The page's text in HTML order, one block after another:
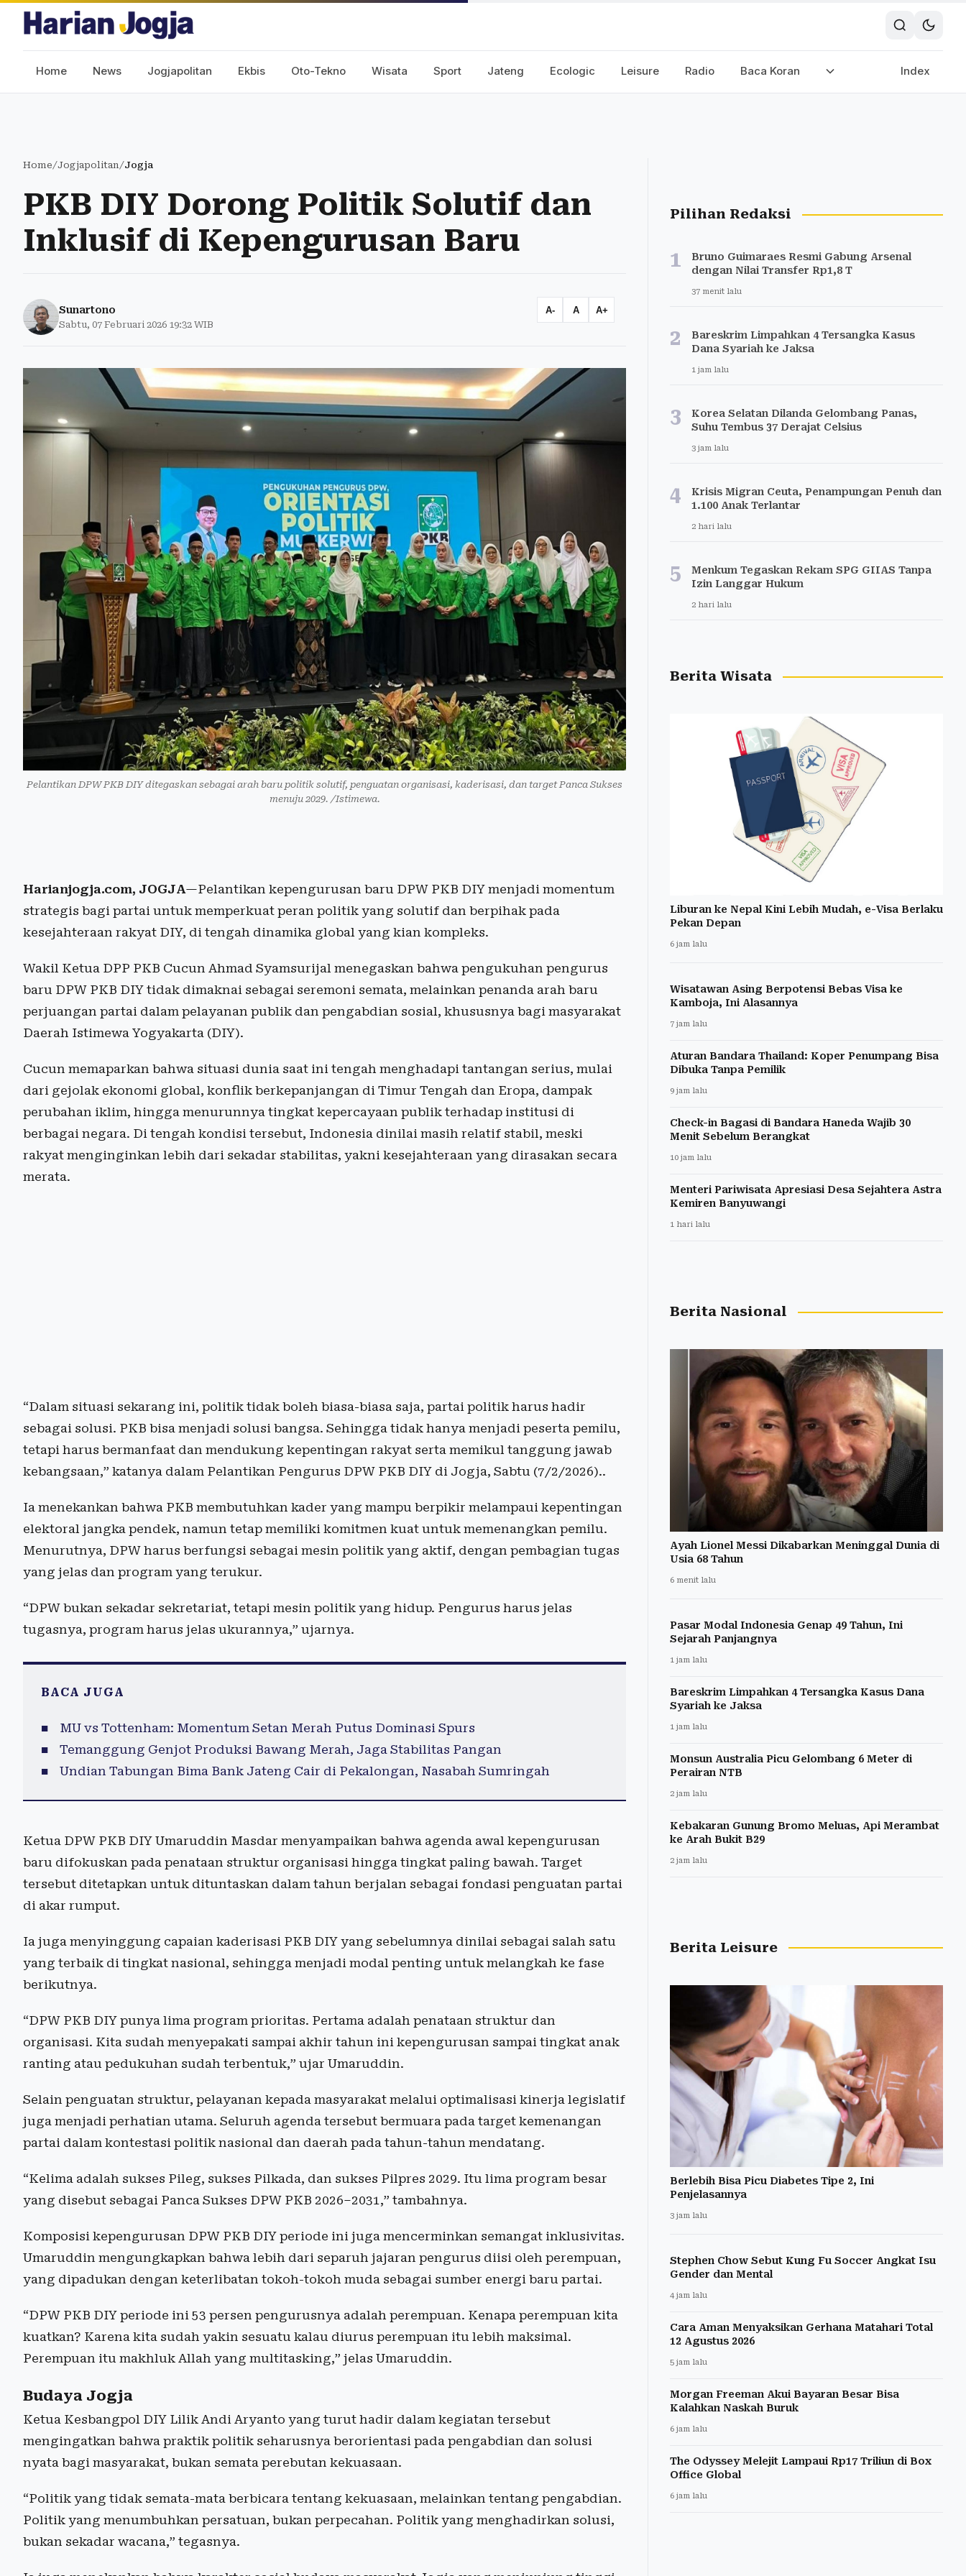
Home News Jogjapolitan Ekbis Oto-Tekno Wisata Sport Jateng Ecologic Leisure Radio Baca Koran Index
Home/Jogjapolitan/Jogja
PKB DIY Dorong Politik Solutif dan
Inklusif di Kepengurusan Baru
Sunartono
Sabtu, 07 Februari 2026 19:32 WIB
A- A A+
Pelantikan DPW PKB DIY ditegaskan sebagai arah baru politik solutif, penguatan organisasi, kaderisasi, dan target Panca Sukses
menuju 2029. /Istimewa.
Harianjogja.com, JOGJA—Pelantikan kepengurusan baru DPW PKB DIY menjadi momentum
strategis bagi partai untuk memperkuat peran politik yang solutif dan berpihak pada
kesejahteraan rakyat DIY, di tengah dinamika global yang kian kompleks.
Wakil Ketua DPP PKB Cucun Ahmad Syamsurijal menegaskan bahwa pengukuhan pengurus
baru DPW PKB DIY tidak dimaknai sebagai seremoni semata, melainkan penanda arah baru
perjuangan partai dalam pelayanan publik dan pengabdian sosial, khususnya bagi masyarakat
Daerah Istimewa Yogyakarta (DIY).
Cucun memaparkan bahwa situasi dunia saat ini tengah menghadapi tantangan serius, mulai
dari gejolak ekonomi global, konflik berkepanjangan di Timur Tengah dan Eropa, dampak
perubahan iklim, hingga menurunnya tingkat kepercayaan publik terhadap institusi di
berbagai negara. Di tengah kondisi tersebut, Indonesia dinilai masih relatif stabil, meski
rakyat menginginkan lebih dari sekadar stabilitas, yakni kesejahteraan yang dirasakan secara
merata.
“Dalam situasi sekarang ini, politik tidak boleh biasa-biasa saja, partai politik harus hadir
sebagai solusi. PKB bisa menjadi solusi bangsa. Sehingga tidak hanya menjadi peserta pemilu,
tetapi harus bermanfaat dan mendukung kepentingan rakyat serta memikul tanggung jawab
kebangsaan,” katanya dalam Pelantikan Pengurus DPW PKB DIY di Jogja, Sabtu (7/2/2026)..
Ia menekankan bahwa PKB membutuhkan kader yang mampu berpikir melampaui kepentingan
elektoral jangka pendek, namun tetap memiliki komitmen kuat untuk memenangkan pemilu.
Menurutnya, DPW harus berfungsi sebagai mesin politik yang aktif, dengan pembagian tugas
yang jelas dan program yang terukur.
“DPW bukan sekadar sekretariat, tetapi mesin politik yang hidup. Pengurus harus jelas
tugasnya, program harus jelas ukurannya,” ujarnya.
BACA JUGA
MU vs Tottenham: Momentum Setan Merah Putus Dominasi Spurs
Temanggung Genjot Produksi Bawang Merah, Jaga Stabilitas Pangan
Undian Tabungan Bima Bank Jateng Cair di Pekalongan, Nasabah Sumringah
Ketua DPW PKB DIY Umaruddin Masdar menyampaikan bahwa agenda awal kepengurusan
baru difokuskan pada penataan struktur organisasi hingga tingkat paling bawah. Target
tersebut ditetapkan untuk dituntaskan dalam tahun berjalan sebagai fondasi penguatan partai
di akar rumput.
Ia juga menyinggung capaian kaderisasi PKB DIY yang sebelumnya dinilai sebagai salah satu
yang terbaik di tingkat nasional, sehingga menjadi modal penting untuk melangkah ke fase
berikutnya.
“DPW PKB DIY punya lima program prioritas. Pertama adalah penataan struktur dan
organisasi. Kita sudah menyepakati sampai akhir tahun ini kepengurusan sampai tingkat anak
ranting atau pedukuhan sudah terbentuk,” ujar Umaruddin.
Selain penguatan struktur, pelayanan kepada masyarakat melalui optimalisasi kinerja legislatif
juga menjadi perhatian utama. Seluruh agenda tersebut bermuara pada target kemenangan
partai dalam kontestasi politik nasional dan daerah pada tahun-tahun mendatang.
“Kelima adalah sukses Pileg, sukses Pilkada, dan sukses Pilpres 2029. Itu lima program besar
yang disebut sebagai Panca Sukses DPW PKB 2026–2031,” tambahnya.
Komposisi kepengurusan DPW PKB DIY periode ini juga mencerminkan semangat inklusivitas.
Umaruddin mengungkapkan bahwa lebih dari separuh jajaran pengurus diisi oleh perempuan,
yang dipadukan dengan keterlibatan tokoh-tokoh muda sebagai sumber energi baru partai.
“DPW PKB DIY periode ini 53 persen pengurusnya adalah perempuan. Kenapa perempuan kita
kuatkan? Karena kita sudah yakin sesuatu kalau diurus perempuan itu lebih maksimal.
Perempuan itu makhluk Allah yang multitasking,” jelas Umaruddin.
Budaya Jogja
Ketua Kesbangpol DIY Lilik Andi Aryanto yang turut hadir dalam kegiatan tersebut
mengingatkan bahwa praktik politik seharusnya berorientasi pada pengabdian dan solusi
nyata bagi masyarakat, bukan semata perebutan kekuasaan.
“Politik yang tidak semata-mata berbicara tentang kekuasaan, melainkan tentang pengabdian.
Politik yang menumbuhkan persatuan, bukan perpecahan. Politik yang menghadirkan solusi,
bukan sekadar wacana,” tegasnya.
Pilihan Redaksi
1
Bruno Guimaraes Resmi Gabung Arsenal
dengan Nilai Transfer Rp1,8 T
37 menit lalu
2
Bareskrim Limpahkan 4 Tersangka Kasus
Dana Syariah ke Jaksa
1 jam lalu
3
Korea Selatan Dilanda Gelombang Panas,
Suhu Tembus 37 Derajat Celsius
3 jam lalu
4
Krisis Migran Ceuta, Penampungan Penuh dan
1.100 Anak Terlantar
2 hari lalu
5
Menkum Tegaskan Rekam SPG GIIAS Tanpa
Izin Langgar Hukum
2 hari lalu
Berita Wisata
Liburan ke Nepal Kini Lebih Mudah, e-Visa Berlaku
Pekan Depan
6 jam lalu
Wisatawan Asing Berpotensi Bebas Visa ke
Kamboja, Ini Alasannya
7 jam lalu
Aturan Bandara Thailand: Koper Penumpang Bisa
Dibuka Tanpa Pemilik
9 jam lalu
Check-in Bagasi di Bandara Haneda Wajib 30
Menit Sebelum Berangkat
10 jam lalu
Menteri Pariwisata Apresiasi Desa Sejahtera Astra
Kemiren Banyuwangi
1 hari lalu
Berita Nasional
Ayah Lionel Messi Dikabarkan Meninggal Dunia di
Usia 68 Tahun
6 menit lalu
Pasar Modal Indonesia Genap 49 Tahun, Ini
Sejarah Panjangnya
1 jam lalu
Bareskrim Limpahkan 4 Tersangka Kasus Dana
Syariah ke Jaksa
1 jam lalu
Monsun Australia Picu Gelombang 6 Meter di
Perairan NTB
2 jam lalu
Kebakaran Gunung Bromo Meluas, Api Merambat
ke Arah Bukit B29
2 jam lalu
Berita Leisure
Berlebih Bisa Picu Diabetes Tipe 2, Ini
Penjelasannya
3 jam lalu
Stephen Chow Sebut Kung Fu Soccer Angkat Isu
Gender dan Mental
4 jam lalu
Cara Aman Menyaksikan Gerhana Matahari Total
12 Agustus 2026
5 jam lalu
Morgan Freeman Akui Bayaran Besar Bisa
Kalahkan Naskah Buruk
6 jam lalu
The Odyssey Melejit Lampaui Rp17 Triliun di Box
Office Global
6 jam lalu